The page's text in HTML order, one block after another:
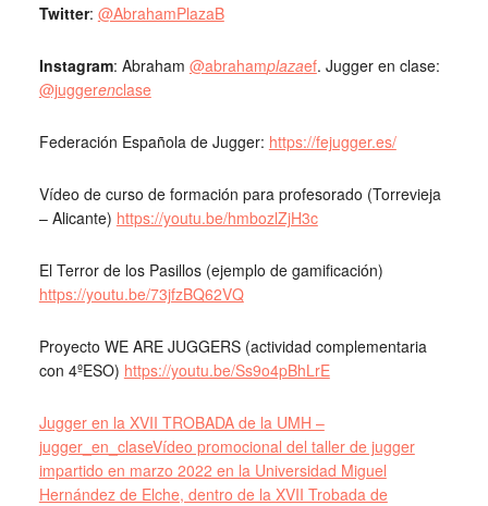
Twitter: @AbrahamPlazaB
Instagram: Abraham @abrahamplazaef. Jugger en clase:
@juggerenclase
Federación Española de Jugger: https://fejugger.es/
Vídeo de curso de formación para profesorado (Torrevieja
– Alicante) https://youtu.be/hmbozlZjH3c
El Terror de los Pasillos (ejemplo de gamificación)
https://youtu.be/73jfzBQ62VQ
Proyecto WE ARE JUGGERS (actividad complementaria
con 4ºESO) https://youtu.be/Ss9o4pBhLrE
Jugger en la XVII TROBADA de la UMH –
jugger_en_claseVídeo promocional del taller de jugger
impartido en marzo 2022 en la Universidad Miguel
Hernández de Elche, dentro de la XVII Trobada de